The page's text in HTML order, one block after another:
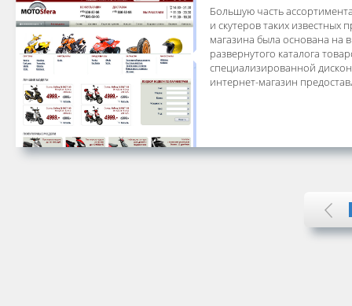
Большую часть
и скутеров таких известных
магазина была основана на
развернутого каталога
специализированной
интернет-магазин